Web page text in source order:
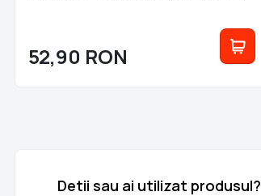
52,90 RON
Detii sau ai utilizat produsul?